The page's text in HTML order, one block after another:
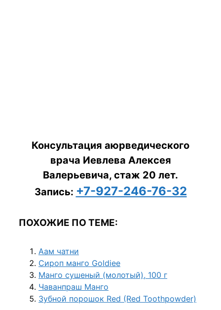
Консультация аюрведического
врача Иевлева Алексея
Валерьевича, стаж 20 лет.
Запись: +7-927-246-76-32
ПОХОЖИЕ ПО ТЕМЕ:
Аам чатни
Сироп манго Goldiee
Манго сушеный (молотый), 100 г
Чаванпраш Манго
Зубной порошок Red (Red Toothpowder)